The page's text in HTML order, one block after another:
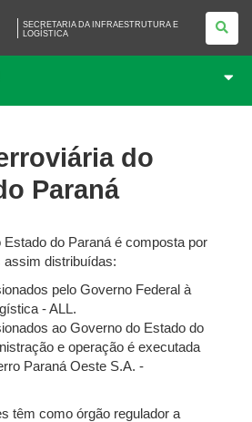
SECRETARIA DA INFRAESTRUTURA E
LOGÍSTICA
do
Paraná
Estado do Paraná é composta por
assim distribuídas:
pelo Governo Federal à
- ALL.
ao Governo do Estado do
e operação é executada
Paraná Oeste S.A. -
têm como órgão regulador a